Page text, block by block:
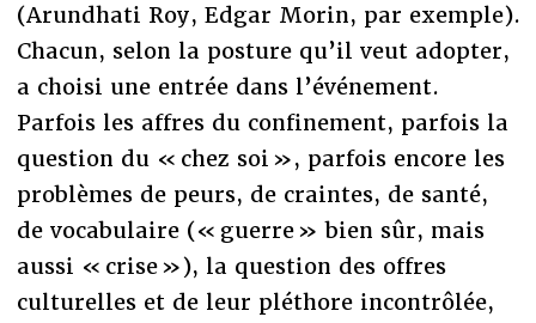
(Arundhati Roy, Edgar Morin, par exemple).
Chacun, selon la posture qu’il veut adopter,
a choisi une entrée dans l’événement.
Parfois les affres du confinement, parfois la
question du « chez soi », parfois encore les
problèmes de peurs, de craintes, de santé,
de vocabulaire (« guerre » bien sûr, mais
aussi « crise »), la question des offres
culturelles et de leur pléthore incontrôlée,